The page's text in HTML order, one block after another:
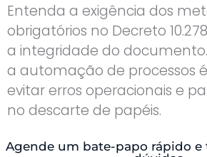
Entenda a exigência dos
obrigatórios no Decreto
a integridade do
a automação de processos
evitar erros operacionais e
no descarte de papéis.
Agende um bate-papo rápido e